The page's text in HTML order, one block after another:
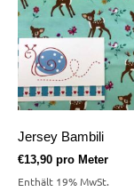
Jersey Bambili
€13,90 pro Meter
Enthält 19% MwSt.